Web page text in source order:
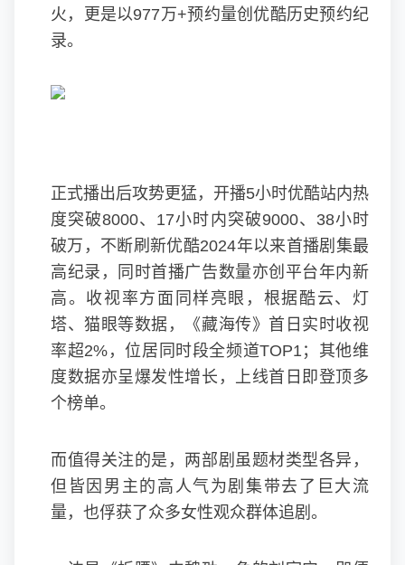
火，更是以977万+预约量创优酷历史预约纪
录。
正式播出后攻势更猛，开播5小时优酷站内热
度突破8000、17小时内突破9000、38小时
破万，不断刷新优酷2024年以来首播剧集最
高纪录，同时首播广告数量亦创平台年内新
高。收视率方面同样亮眼，根据酷云、灯
塔、猫眼等数据，《藏海传》首日实时收视
率超2%，位居同时段全频道TOP1；其他维
度数据亦呈爆发性增长，上线首日即登顶多
个榜单。
而值得关注的是，两部剧虽题材类型各异，
但皆因男主的高人气为剧集带去了巨大流
量，也俘获了众多女性观众群体追剧。